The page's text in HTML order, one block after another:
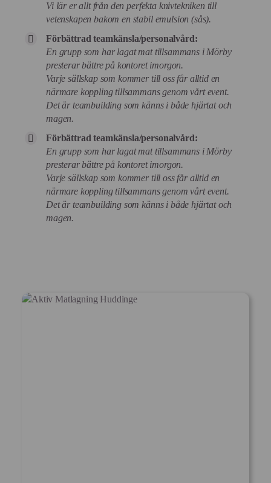
Vi lär er allt från den perfekta knivtekniken till
vetenskapen bakom en stabil emulsion (sås).
Förbättrad teamkänsla/personalvård:
En grupp som har lagat mat tillsammans i Mörby
presterar bättre på kontoret imorgon.
Varje sällskap som kommer till oss får alltid en
närmare koppling tillsammans genom vårt event.
Det är teambuilding som känns i både hjärtat och
magen.
Förbättrad teamkänsla/personalvård:
En grupp som har lagat mat tillsammans i Mörby
presterar bättre på kontoret imorgon.
Varje sällskap som kommer till oss får alltid en
närmare koppling tillsammans genom vårt event.
Det är teambuilding som känns i både hjärtat och
magen.